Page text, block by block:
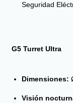
Seguridad
G5 Turret Ultra
Dimensiones:
Visión